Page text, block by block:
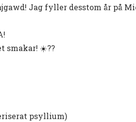
Jag fyller desstom år på
smakar! ☀️??
psyllium)